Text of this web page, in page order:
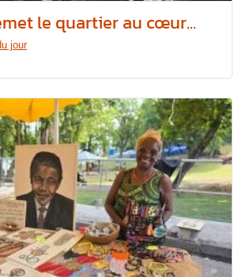
le quartier au cœur...
jour